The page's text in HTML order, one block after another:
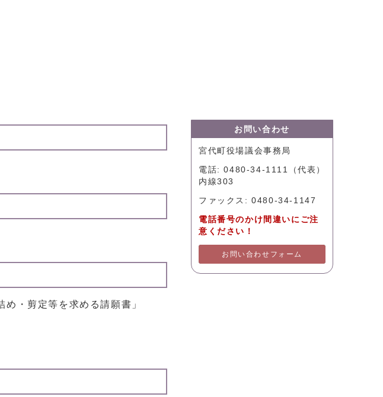
・剪定等を求める請願書」
お問い合わせ
宮代町役場議会事務局
電話: 0480-34-1111（代表）
内線303
ファックス: 0480-34-1147
電話番号のかけ間違いにご注
意ください！
お問い合わせフォーム